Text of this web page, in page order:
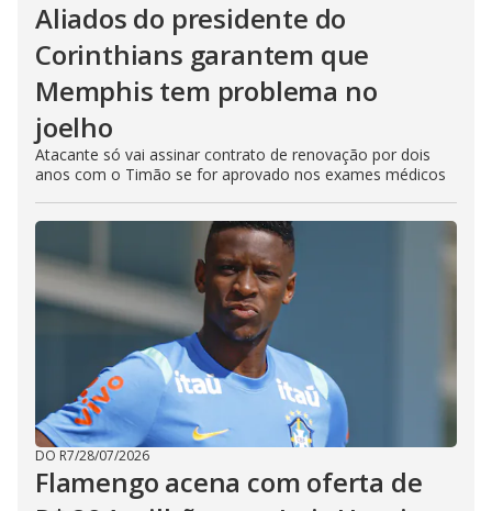
Aliados do presidente do
Corinthians garantem que
Memphis tem problema no
joelho
Atacante só vai assinar contrato de renovação por dois
anos com o Timão se for aprovado nos exames médicos
DO R7/28/07/2026
Flamengo acena com oferta de